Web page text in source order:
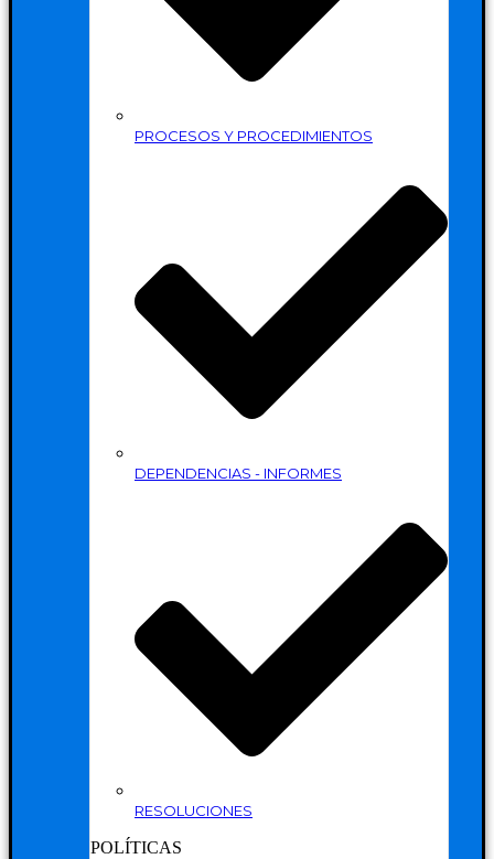
PROCESOS Y PROCEDIMIENTOS
DEPENDENCIAS - INFORMES
RESOLUCIONES
POLÍTICAS